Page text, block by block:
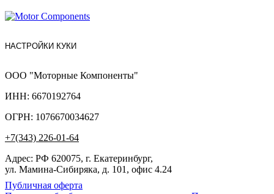
НАСТРОЙКИ КУКИ
ООО "Моторные Компоненты"
ИНН: 6670192764
ОГРН: 1076670034627
+7(343) 226-01-64
Адрес: РФ 620075, г. Екатеринбург,
ул. Мамина-Сибиряка, д. 101, офис 4.24
Публичная оферта